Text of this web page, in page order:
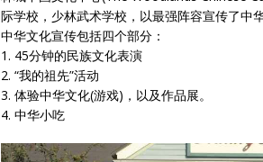
际学校，少林武术学校，以最强阵容宣传了中
中华文化宣传包括四个部分：
1. 45分钟的民族文化表演
2. “我的祖先”活动
3. 体验中华文化(游戏)，以及作品展。
4. 中华小吃